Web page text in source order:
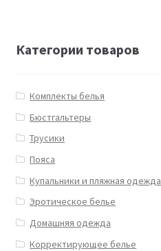
Категории товаров
Комплекты белья
Бюстгальтеры
Трусики
Пояса
Купальники и пляжная одежда
Эротическое белье
Домашняя одежда
Корректирующее белье